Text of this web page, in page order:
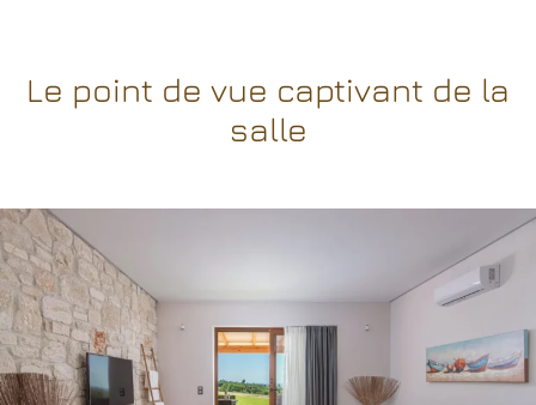
Le point de vue captivant de la
salle